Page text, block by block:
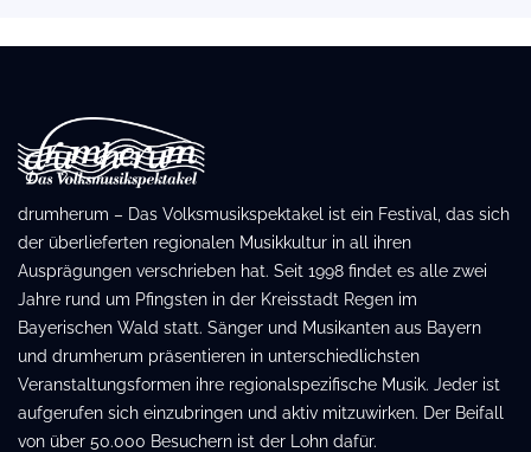
drumherum – Das Volksmusikspektakel ist ein Festival, das sich
der überlieferten regionalen Musikkultur in all ihren
Ausprägungen verschrieben hat. Seit 1998 findet es alle zwei
Jahre rund um Pfingsten in der Kreisstadt Regen im
Bayerischen Wald statt. Sänger und Musikanten aus Bayern
und drumherum präsentieren in unterschiedlichsten
Veranstaltungsformen ihre regionalspezifische Musik. Jeder ist
aufgerufen sich einzubringen und aktiv mitzuwirken. Der Beifall
von über 50.000 Besuchern ist der Lohn dafür.